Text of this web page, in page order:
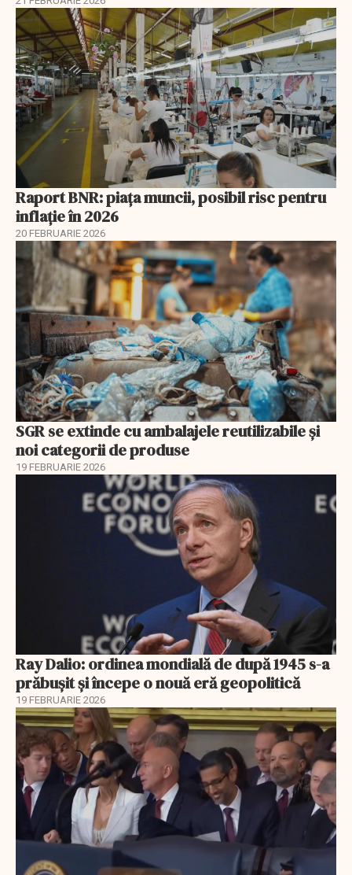
Raport BNR: piața muncii, posibil risc pentru
inflație în 2026
20 FEBRUARIE 2026
SGR se extinde cu ambalajele reutilizabile și
noi categorii de produse
19 FEBRUARIE 2026
Ray Dalio: ordinea mondială de după 1945 s-a
prăbușit și începe o nouă eră geopolitică
19 FEBRUARIE 2026